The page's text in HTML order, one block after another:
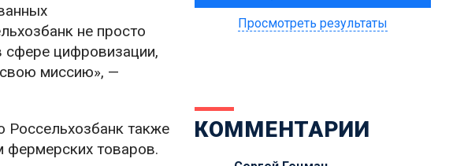
не просто
сфере цифровизации,
миссию», —
Россельхозбанк также
фермерских товаров.
Просмотреть результаты
КОММЕНТАРИИ